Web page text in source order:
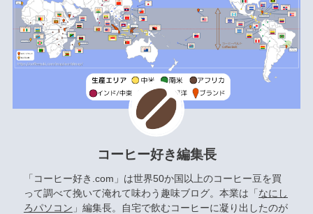
コーヒー好き編集長
「コーヒー好き.com」は世界50か国以上のコーヒー豆を買
って調べて挽いて淹れて味わう趣味ブログ。本業は「なにし
ろパソコン 」編集長。自宅で飲むコーヒーに凝り出したのが